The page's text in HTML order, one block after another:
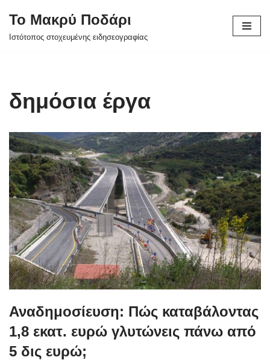
Μεταπηδήστε
Το Μακρύ Ποδάρι
Ιστότοπος στοχευμένης ειδησεογραφίας
δημόσια έργα
Αναδημοσίευση: Πώς καταβάλοντας
1,8 εκατ. ευρώ γλυτώνεις πάνω από
5 δις ευρώ;